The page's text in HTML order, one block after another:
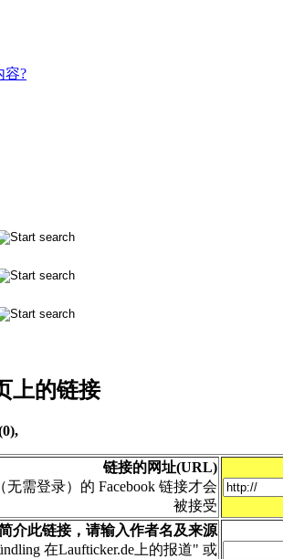
容?
上的链接
链接的网址(URL)
无需登录）的 Facebook 链接才会
被接受
介此链接，请输入作者名及来源
在Laufticker.de上的报道" 或